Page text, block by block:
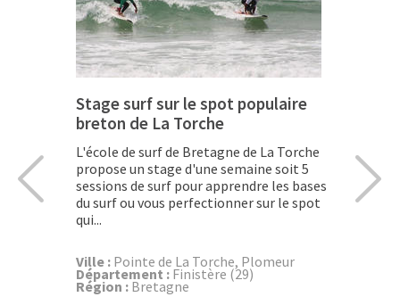
Stage surf sur le spot populaire
breton de La Torche
L'école de surf de Bretagne de La Torche
propose un stage d'une semaine soit 5
sessions de surf pour apprendre les bases
du surf ou vous perfectionner sur le spot
qui...
Ville : Pointe de La Torche, Plomeur
Département : Finistère (29)
Région : Bretagne
Coffret
surf sur
solution